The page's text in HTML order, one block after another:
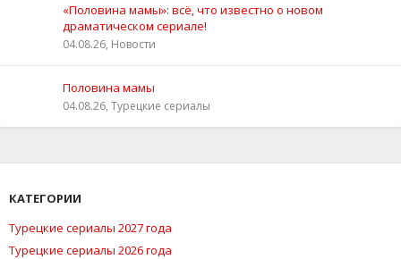
«Половина мамы»: всё, что известно о новом
драматическом сериале!
04.08.26, Новости
Половина мамы
04.08.26, Турецкие сериалы
КАТЕГОРИИ
Турецкие сериалы 2027 года
Турецкие сериалы 2026 года